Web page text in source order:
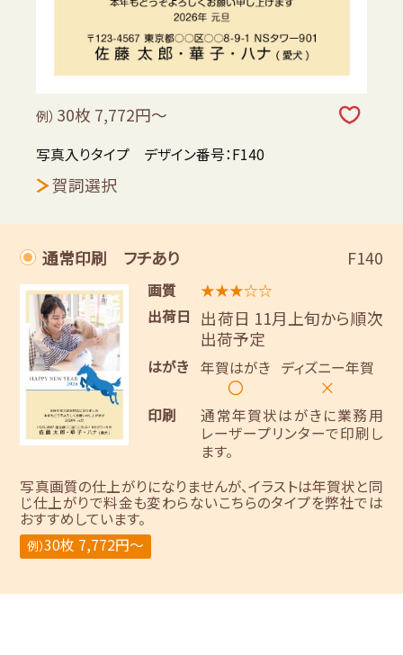
例） 30枚 7,772円～
写真入りタイプ デザイン番号：F140
賀詞選択
通常印刷 フチあり F140
画質
★★★☆☆
出荷日
出荷日 11月上旬から順次
出荷予定
はがき 年賀はがき
〇
ディズニー年賀
×
印刷
通常年賀状はがきに業務用
レーザープリンターで印刷し
ます。
写真画質の仕上がりになりませんが、イラストは年賀状と同
じ仕上がりで料金も変わらないこちらのタイプを弊社では
おすすめしています。
例）30枚 7,772円～